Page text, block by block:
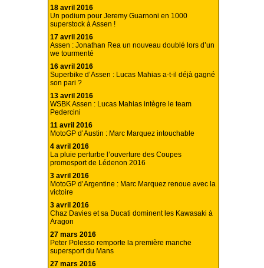
18 avril 2016
Un podium pour Jeremy Guarnoni en 1000
superstock à Assen !
17 avril 2016
Assen : Jonathan Rea un nouveau doublé lors d’un
we tourmenté
16 avril 2016
Superbike d’Assen : Lucas Mahias a-t-il déjà gagné
son pari ?
13 avril 2016
WSBK Assen : Lucas Mahias intègre le team
Pedercini
11 avril 2016
MotoGP d’Austin : Marc Marquez intouchable
4 avril 2016
La pluie perturbe l’ouverture des Coupes
promosport de Lédenon 2016
3 avril 2016
MotoGP d’Argentine : Marc Marquez renoue avec la
victoire
3 avril 2016
Chaz Davies et sa Ducati dominent les Kawasaki à
Aragon
27 mars 2016
Peter Polesso remporte la première manche
supersport du Mans
27 mars 2016